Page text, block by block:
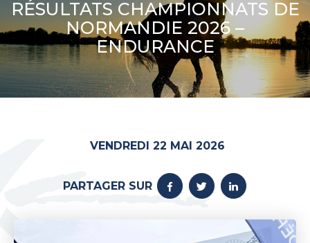
RÉSULTATS CHAMPIONNATS DE
NORMANDIE 2026 –
ENDURANCE
VENDREDI 22 MAI 2026
PARTAGER SUR